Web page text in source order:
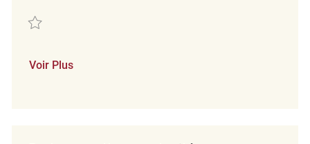
Sauvegarder Maintenance Associate REQ92716
Voir Plus